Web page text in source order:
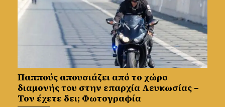
Παππούς απουσιάζει από το χώρο
διαμονής του στην επαρχία Λευκωσίας –
Τον έχετε δει; Φωτογραφία